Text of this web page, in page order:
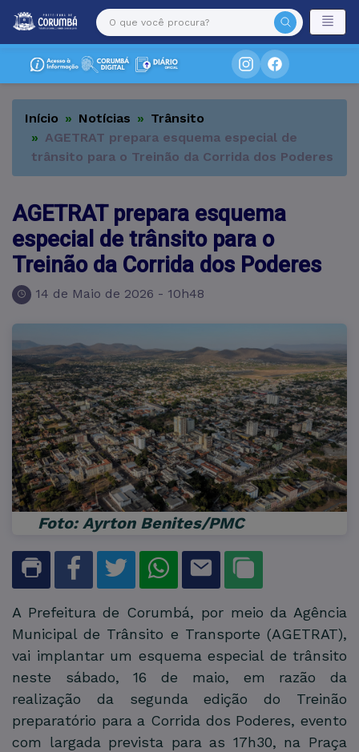
Início Notícias
Trânsito
AGETRAT prepara esquema especial de
trânsito para o Treinão da Corrida dos Poderes
AGETRAT prepara esquema
especial de trânsito para o
Treinão da Corrida dos Poderes
14 de Maio de 2026 - 10h48
Foto: Ayrton Benites/PMC
A Prefeitura de Corumbá, por meio da Agência
Municipal de Trânsito e Transporte (AGETRAT),
vai implantar um esquema especial de trânsito
neste sábado, 16 de maio, em razão da
realização da segunda edição do Treinão
preparatório para a Corrida dos Poderes, evento
com largada prevista para as 17h30, na Praça